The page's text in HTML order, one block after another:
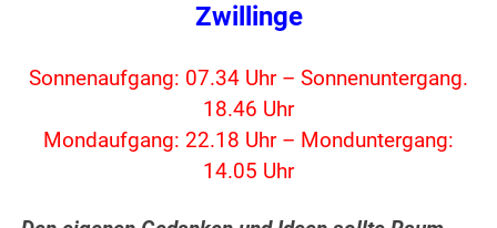
Zwillinge
Sonnenaufgang: 07.34 Uhr – Sonnenuntergang.
18.46 Uhr
Mondaufgang: 22.18 Uhr – Monduntergang:
14.05 Uhr